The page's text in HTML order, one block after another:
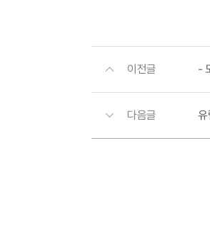
이전글 -
다음글 유